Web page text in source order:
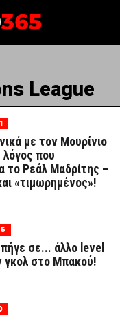
League
με τον Μουρίνιο
λόγος που
το Ρεάλ Μαδρίτης –
«τιμωρημένος»!
σε... άλλο level
γκολ στο Μπακού!